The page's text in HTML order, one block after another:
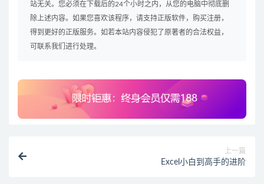
站无关。您必须在下载后的24个小时之内，从您的电脑中彻底删
除上述内容。如果您喜欢该程序，请支持正版软件，购买注册，
得到更好的正版服务。如若本站内容侵犯了原著者的合法权益，
可联系我们进行处理。
上一篇
Excel小白到高手的进阶